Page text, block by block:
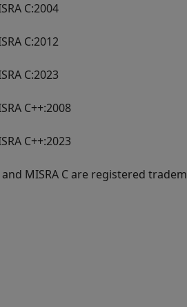
C:2004
C:2012
C:2023
C++:2008
C++:2023
and MISRA C are registered